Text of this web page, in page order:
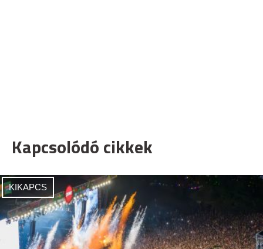
Kapcsolódó cikkek
KIKAPCS